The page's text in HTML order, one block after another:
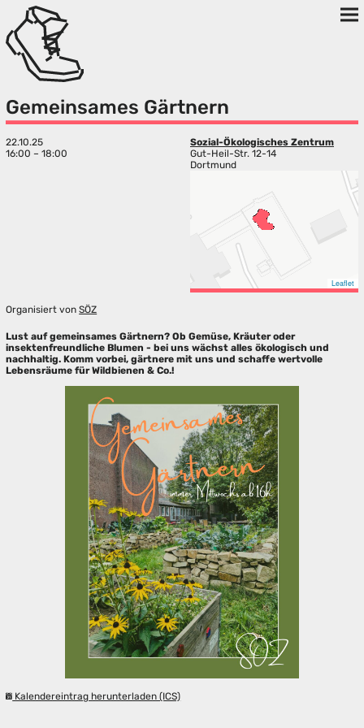
Gemeinsames Gärtnern
22.10.25
16:00 – 18:00
Sozial-Ökologisches Zentrum
Gut-Heil-Str. 12-14
Dortmund
Leaflet
Organisiert vonSÖZ
Lust auf gemeinsames Gärtnern? Ob Gemüse, Kräuter oder
insektenfreundliche Blumen - bei uns wächst alles ökologisch und
nachhaltig. Komm vorbei, gärtnere mit uns und schaffe wertvolle
Lebensräume für Wildbienen & Co.!
Kalendereintrag herunterladen (ICS)